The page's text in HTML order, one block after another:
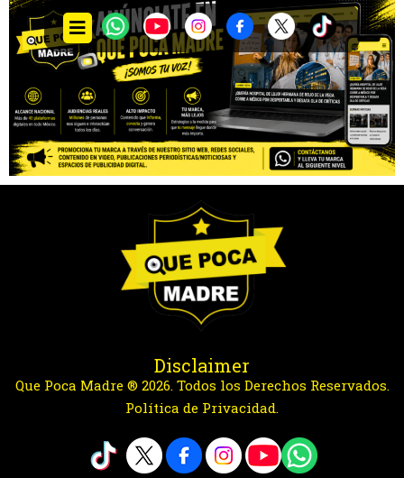
Disclaimer
Que Poca Madre ® 2026. Todos los Derechos Reservados.
Política de Privacidad.